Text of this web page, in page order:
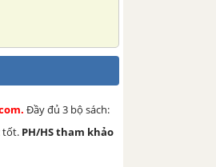
Đầy đủ 3 bộ sách:
tốt. PH/HS tham khảo